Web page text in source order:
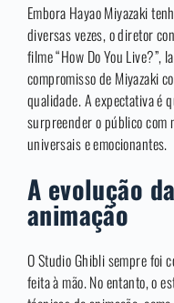
Embora Hayao Miyazaki
diversas vezes, o diretor
filme “How Do You Live?”,
compromisso de Miyazaki
qualidade. A expectativa é
surpreender o público com
universais e emocionantes.
A evolução
animação
O Studio Ghibli sempre foi
feita à mão. No entanto, o